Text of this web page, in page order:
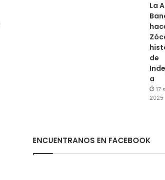
La
de
a
17
2025
ENCUENTRANOS EN FACEBOOK